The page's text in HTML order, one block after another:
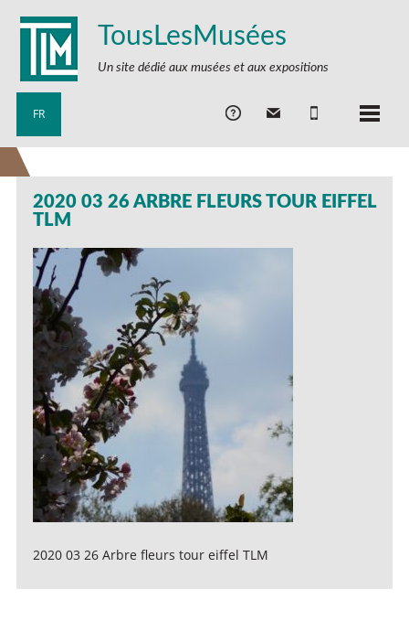
TousLesMusées
Un site dédié aux musées et aux expositions
FR
2020 03 26 ARBRE FLEURS TOUR EIFFEL
TLM
2020 03 26 Arbre fleurs tour eiffel TLM